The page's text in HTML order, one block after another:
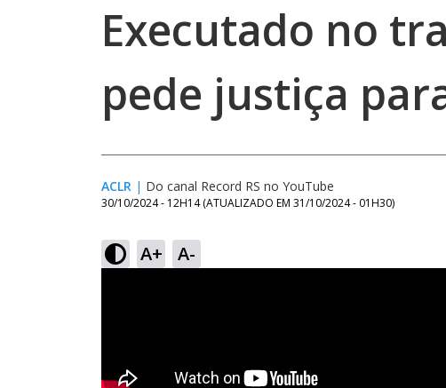
Executado no
pede justiça
ACLR | Do canal Record RS no YouTube
30/10/2024 - 12H14 (ATUALIZADO EM 31/10/2024 - 01H30)
A+ A-